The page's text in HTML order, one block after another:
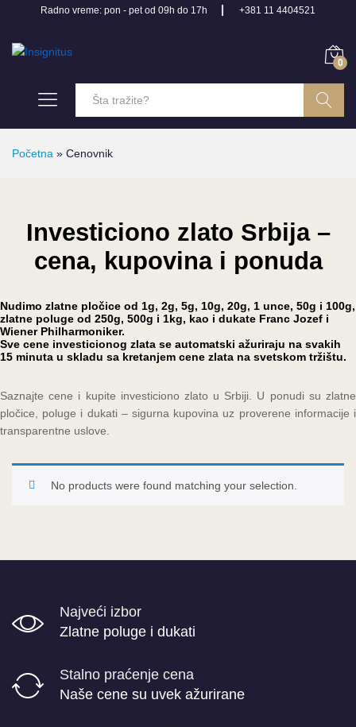
Radno vreme: pon - pet od 09h do 17h +381 11 4404521
0
Početna » Cenovnik
Investiciono zlato Srbija –
cena, kupovina i ponuda
Nudimo zlatne pločice od 1g, 2g, 5g, 10g, 20g, 1 unce, 50g i 100g,
zlatne poluge od 250g, 500g i 1kg, kao i dukate Franc Jozef i
Wiener Philharmoniker.
Sve cene investicionog zlata se automatski ažuriraju na svakih
15 minuta u skladu sa kretanjem cene zlata na svetskom tržištu.
Saznajte cene i kupite investiciono zlato u Srbiji. U ponudi su zlatne
pločice, poluge i dukati – sigurna kupovina uz proverene informacije i
transparentne uslove.
No products were found matching your selection.
Najveći izbor
Zlatne poluge i dukati
Stalno praćenje cena
Naše cene su uvek ažurirane